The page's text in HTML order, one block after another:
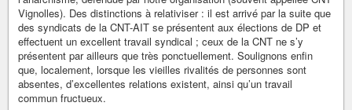
Vignolles). Des distinctions à relativiser : il est arrivé par la suite que
des syndicats de la CNT-AIT se présentent aux élections de DP et
effectuent un excellent travail syndical ; ceux de la CNT ne s’y
présentent par ailleurs que très ponctuellement. Soulignons enfin
que, localement, lorsque les vieilles rivalités de personnes sont
absentes, d’excellentes relations existent, ainsi qu’un travail
commun fructueux.